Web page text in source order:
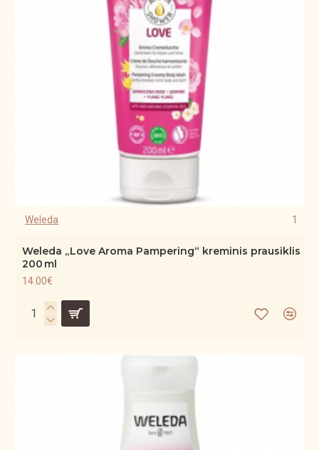
Weleda 1
Weleda „Love Aroma Pampering“ kreminis prausiklis
200 ml
14.00€